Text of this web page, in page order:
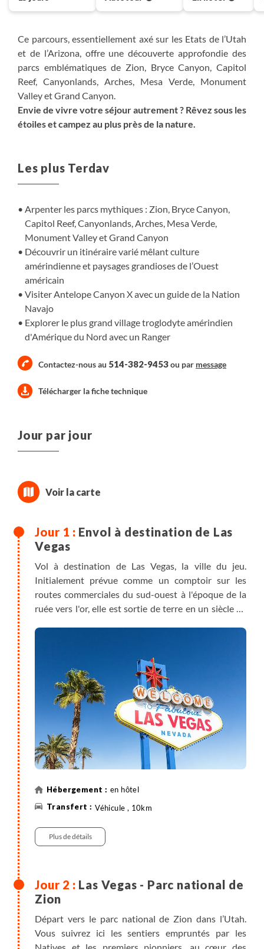
Ce parcours, essentiellement axé sur les Etats de l’Utah
et de l’Arizona, offre une découverte approfondie des
parcs emblématiques de Zion, Bryce Canyon, Capitol
Reef, Canyonlands, Arches, Mesa Verde, Monument
Valley et Grand Canyon.
Envie de vivre votre séjour autrement ? Rêvez sous les
étoiles et campez au plus près de la nature.
Les plus Terdav
Arpenter les parcs mythiques : Zion, Bryce Canyon,
Capitol Reef, Canyonlands, Arches, Mesa Verde,
Monument Valley et Grand Canyon
Découvrir un itinéraire varié mêlant culture
amérindienne et paysages grandioses de l’Ouest
américain
Visiter Antelope Canyon X avec un guide de la Nation
Navajo
Explorer le plus grand village troglodyte amérindien
d'Amérique du Nord avec un Ranger
Contactez-nous au 514-382-9453ou par message
Télécharger la fiche technique
Jour par jour
Envol à destination de Las
Vegas
Vol à destination de Las Vegas, la ville du jeu.
Initialement prévue comme un comptoir sur les
routes commerciales du sud-ouest à l'époque de la
ruée vers l'or, elle est sortie de terre en un siècle au
véhicule de location et route jusqu'à votre hôtel
situé en centre-ville.
Profitez de votre première soirée pour découvrir le
célèbre Strip et ses hôtels-casinos mythiques : le
style médiéval de l'Excalibur avec de véritables
tourelles, le Luxor en forme de pyramide, ou offrez-
vous une balade en gondole au Venetian. Chaque
exubérantes les unes que les autres.
en hôtel
Véhicule , 10km
Plus de détails
Las Vegas - Parc national de
Zion
Départ vers le parc national de Zion dans l’Utah.
Vous suivrez ici les sentiers empruntés par les
Natives et les premiers pionniers, au cœur des